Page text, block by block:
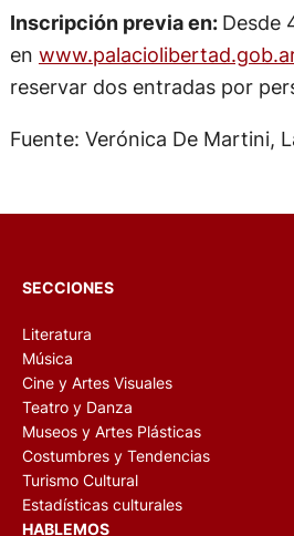
Inscripción previa en: Desde
en
reservar dos entradas por
Fuente: Verónica De Martini,
SECCIONES
Literatura
Música
Cine y Artes Visuales
Teatro y Danza
Museos y Artes Plásticas
Costumbres y Tendencias
Turismo Cultural
Estadísticas culturales
HABLEMOS